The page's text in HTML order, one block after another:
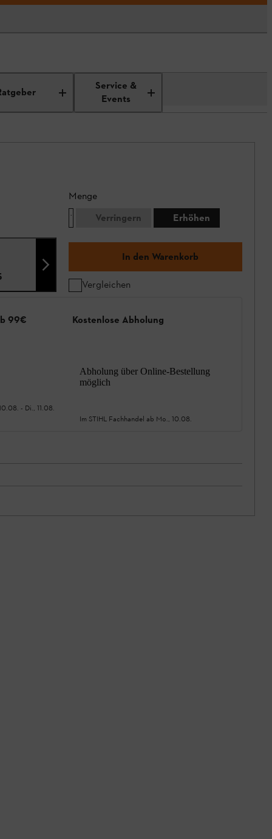
Service &
Events
Menge
Verringern
Erhöhen
In den Warenkorb
Vergleichen
99€
- Di., 11.08.
Kostenlose Abholung
Abholung über Online-Bestellung
möglich
Im STIHL Fachhandel ab Mo., 10.08.